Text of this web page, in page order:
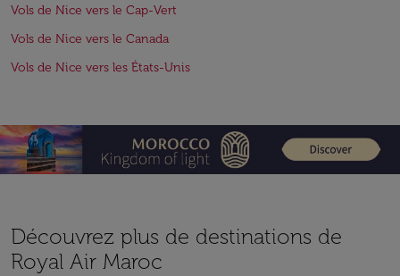
Vols de Nice vers le Cap-Vert
Vols de Nice vers le Canada
Vols de Nice vers les États-Unis
Découvrez plus de destinations de
Royal Air Maroc